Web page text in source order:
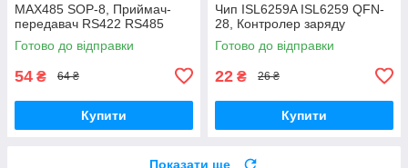
MAX485 SOP-8, Приймач-
передавач RS422 RS485
Готово до відправки
54 ₴ 64 ₴
Купити
Чип ISL6259A ISL6259 QFN-
28, Контролер заряду
Готово до відправки
22 ₴ 26 ₴
Купити
Показати ще